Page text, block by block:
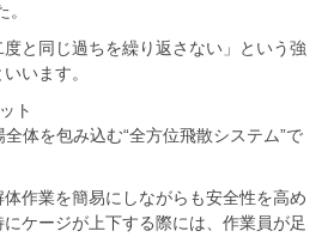
度と同じ過ちを繰り返さない」という強
います。
ト
全体を包み込む“全方位飛散システム”で
作業を簡易にしながらも安全性を高め
ケージが上下する際には、作業員が足